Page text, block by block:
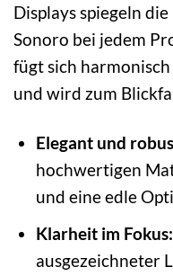
Displays spiegeln
Sonoro bei jedem
fügt sich
und wird zum
Elegant und
hochwertigen
und eine edle
Klarheit im Fokus:
ausgezeichneter